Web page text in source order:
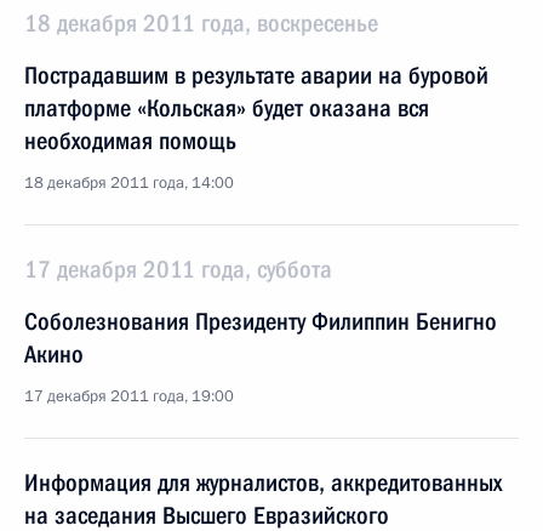
18 декабря 2011 года, воскресенье
Пострадавшим в результате аварии на буровой
платформе «Кольская» будет оказана вся
необходимая помощь
18 декабря 2011 года, 14:00
17 декабря 2011 года, суббота
Соболезнования Президенту Филиппин Бенигно
Акино
17 декабря 2011 года, 19:00
Информация для журналистов, аккредитованных
на заседания Высшего Евразийского